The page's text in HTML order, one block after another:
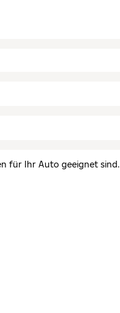
für Ihr Auto geeignet sind.